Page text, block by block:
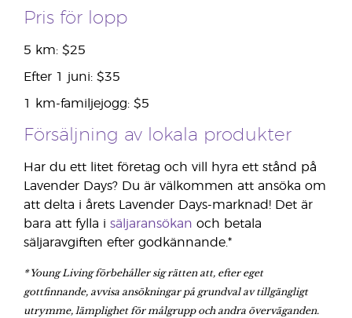
Pris för lopp
5 km: $25
Efter 1 juni: $35
1 km-familjejogg: $5
Försäljning av lokala produkter
Har du ett litet företag och vill hyra ett stånd på
Lavender Days? Du är välkommen att ansöka om
att delta i årets Lavender Days-marknad! Det är
bara att fylla i säljaransökan och betala
säljaravgiften efter godkännande.*
* Young Living förbehåller sig rätten att, efter eget
gottfinnande, avvisa ansökningar på grundval av tillgängligt
utrymme, lämplighet för målgrupp och andra överväganden.